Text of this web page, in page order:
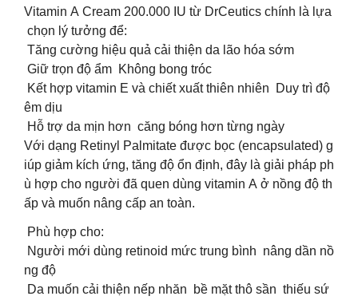
Vitamin A Cream 200.000 IU từ DrCeutics chính là lựa
chọn lý tưởng để:
Tăng cường hiệu quả cải thiện da lão hóa sớm
Giữ trọn độ ẩm Không bong tróc
Kết hợp vitamin E và chiết xuất thiên nhiên Duy trì độ
êm dịu
Hỗ trợ da mịn hơn căng bóng hơn từng ngày
Với dạng Retinyl Palmitate được bọc (encapsulated) g
iúp giảm kích ứng, tăng độ ổn định, đây là giải pháp ph
ù hợp cho người đã quen dùng vitamin A ở nồng độ th
ấp và muốn nâng cấp an toàn.
Phù hợp cho:
Người mới dùng retinoid mức trung bình nâng dần nồ
ng độ
Da muốn cải thiện nếp nhăn bề mặt thô sần thiếu sứ